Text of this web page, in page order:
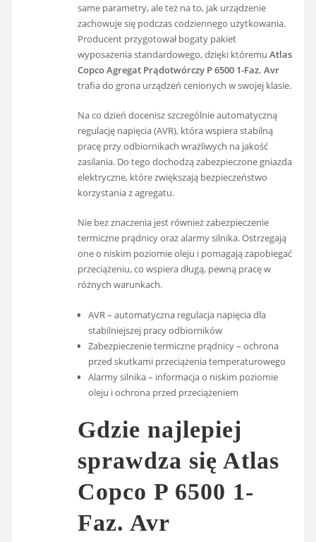
same parametry, ale też na to, jak urządzenie
zachowuje się podczas codziennego użytkowania.
Producent przygotował bogaty pakiet
wyposażenia standardowego, dzięki któremuAtlas
Copco Agregat Prądotwórczy P 6500 1-Faz. Avr
trafia do grona urządzeń cenionych w swojej klasie.
Na co dzień docenisz szczególnie automatyczną
regulację napięcia (AVR), która wspiera stabilną
pracę przy odbiornikach wrażliwych na jakość
zasilania. Do tego dochodzą zabezpieczone gniazda
elektryczne, które zwiększają bezpieczeństwo
korzystania z agregatu.
Nie bez znaczenia jest również zabezpieczenie
termiczne prądnicy oraz alarmy silnika. Ostrzegają
one o niskim poziomie oleju i pomagają zapobiegać
przeciążeniu, co wspiera długą, pewną pracę w
różnych warunkach.
AVR – automatyczna regulacja napięcia dla
stabilniejszej pracy odbiorników
Zabezpieczenie termiczne prądnicy – ochrona
przed skutkami przeciążenia temperaturowego
Alarmy silnika – informacja o niskim poziomie
oleju i ochrona przed przeciążeniem
Gdzie najlepiej
sprawdza się Atlas
Copco P 6500 1-
Faz. Avr